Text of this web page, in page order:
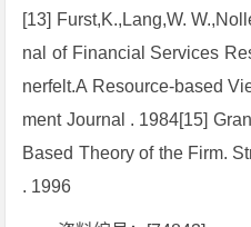
[13] Furst,K.,Lang,W.
nal of Financial Services
nerfelt.A Resource-based
ment Journal . 1984[15]
Based Theory of the Firm.
. 1996